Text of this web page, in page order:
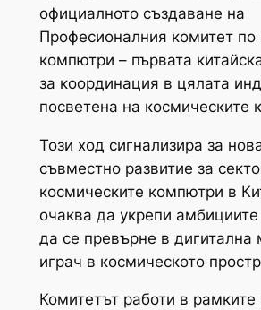
официалното създаване на
Професионалния комитет по
компютри – първата
за координация в цялата
посветена на космическите
Този ход сигнализира за
съвместно развитие за
космическите компютри в
очаква да укрепи
да се превърне в
играч в космическото
Комитетът работи в рамките